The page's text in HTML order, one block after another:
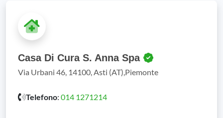
Casa Di Cura S. Anna Spa
Via Urbani 46, 14100, Asti (AT),Piemonte
Telefono: 014 1271214